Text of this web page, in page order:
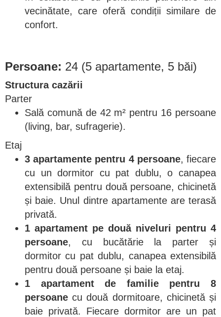
vecinătate, care oferă condiții similare de
confort.
Persoane: 24 (5 apartamente, 5 băi)
Structura cazării
Parter
Sală comună de 42 m² pentru 16 persoane
(living, bar, sufragerie).
Etaj
3 apartamente pentru 4 persoane, fiecare
cu un dormitor cu pat dublu, o canapea
extensibilă pentru două persoane, chicinetă
și baie. Unul dintre apartamente are terasă
privată.
1 apartament pe două niveluri pentru 4
persoane, cu bucătărie la parter și
dormitor cu pat dublu, canapea extensibilă
pentru două persoane și baie la etaj.
1 apartament de familie pentru 8
persoane cu două dormitoare, chicinetă și
baie privată. Fiecare dormitor are un pat